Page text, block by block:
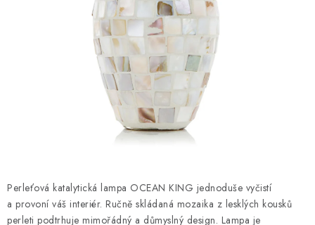
Doprava a platba
Výměna, reklamace a vrácení zboží
Obchodní podmínky
Spolupráce s námi
Jak správně vybrat
Podmínky ochrany osobních údajů
Cookies
Perleťová katalytická lampa OCEAN KING jednoduše vyčistí
a provoní váš interiér. Ručně skládaná mozaika z lesklých kousků
perleti podtrhuje mimořádný a důmyslný design. Lampa je